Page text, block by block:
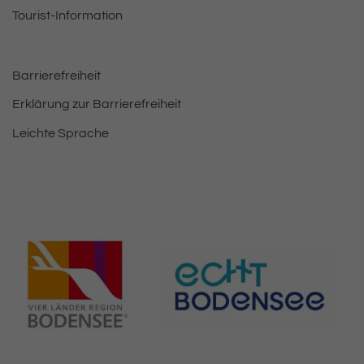
Tourist-Information
Barrierefreiheit
Erklärung zur Barrierefreiheit
Leichte Sprache